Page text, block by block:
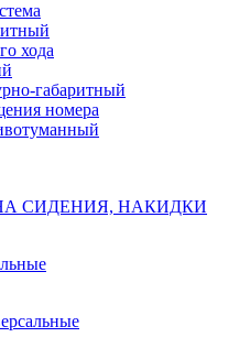
хода
габаритный
номера
СИДЕНИЯ, НАКИДКИ